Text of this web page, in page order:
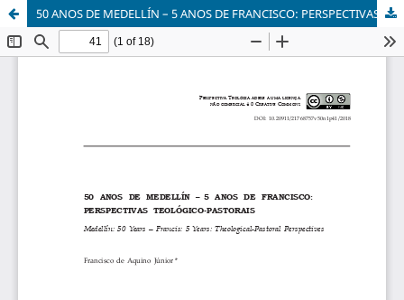
50 ANOS DE MEDELLÍN – 5 ANOS DE FRANCISCO: PERSPECTIVAS TEOLÓGICO-PASTORAIS